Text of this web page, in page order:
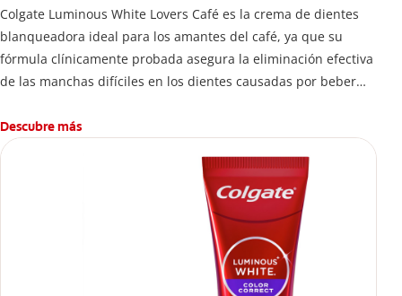
Colgate Luminous White Lovers Café es la crema de dientes
blanqueadora ideal para los amantes del café, ya que su
fórmula clínicamente probada asegura la eliminación efectiva
de las manchas difíciles en los dientes causadas por beber
Descubre más